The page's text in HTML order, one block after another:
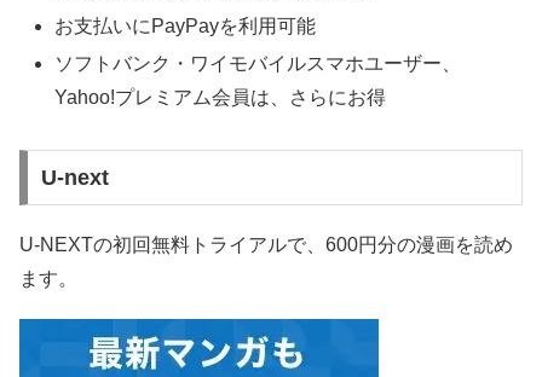
お支払いにPayPayを利用可能
ソフトバンク・ワイモバイルスマホユーザー、
Yahoo!プレミアム会員は、さらにお得
U-next
U-NEXTの初回無料トライアルで、600円分の漫画を読め
ます。